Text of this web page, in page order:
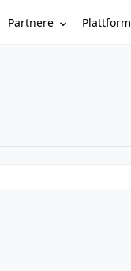
Partnere Plattform